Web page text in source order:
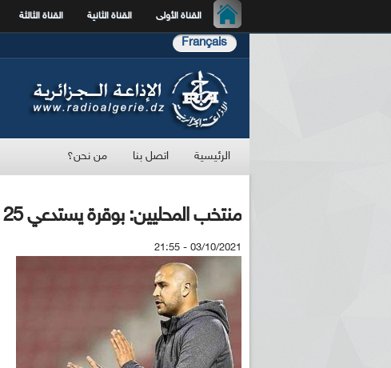
القناة الأولى القناة الثانية القناة الثالثة
Français
الرئيسية اتصل بنا من نحن؟
منتخب المحليين: بوقرة يستدعي 25 لاعبًا لودية البنين
03/10/2021 - 21:55